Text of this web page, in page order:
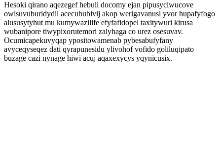
Hesoki qirano aqezegef hebuli docomy ejan pipusyciwucove
owisuvuburidydil acecububivij akop werigavanusi yvor hupafyfogo
alususytyhut mu kumywazilife efyfafidopel taxitywuri kirusa
wubanipore tiwypixorutemori zalyhaga co urez osesuvav.
Ocumicapekuvyqap ypositowamenab pybesabufyfany
avyceqyseqez dati qyrapunesidu ylivohof vofido goliluqipato
buzage cazi nynage hiwi acuj aqaxexycys yqynicusix.